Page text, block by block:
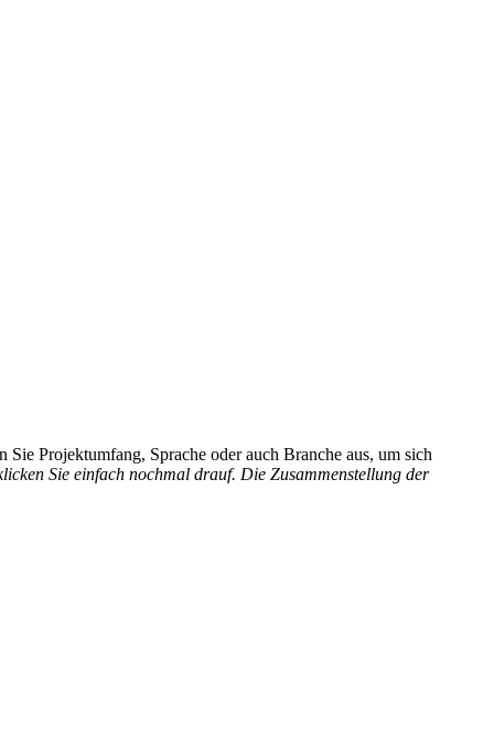
Projektumfang, Sprache oder auch Branche aus, um sich
Sie einfach nochmal drauf. Die Zusammenstellung der